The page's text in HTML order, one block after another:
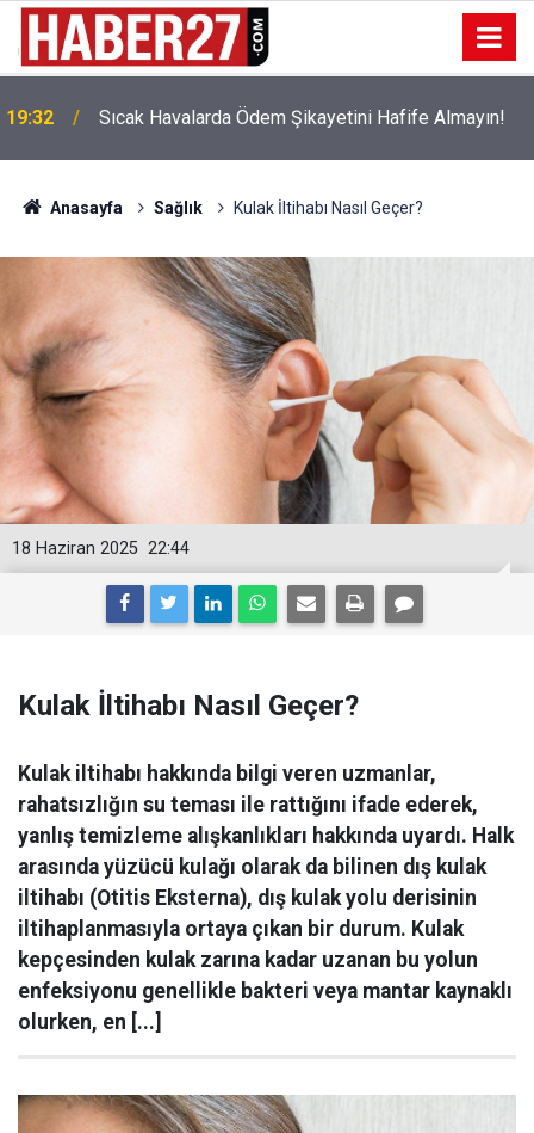
19:32 Sıcak Havalarda Ödem Şikayetini Hafife Almayın!
Anasayfa Sağlık Kulak İltihabı Nasıl Geçer?
22:44
18 Haziran 2025
Kulak İltihabı Nasıl Geçer?
Kulak iltihabı hakkında bilgi veren uzmanlar,
rahatsızlığın su teması ile rattığını ifade ederek,
yanlış temizleme alışkanlıkları hakkında uyardı. Halk
arasında yüzücü kulağı olarak da bilinen dış kulak
iltihabı (Otitis Eksterna), dış kulak yolu derisinin
iltihaplanmasıyla ortaya çıkan bir durum. Kulak
kepçesinden kulak zarına kadar uzanan bu yolun
enfeksiyonu genellikle bakteri veya mantar kaynaklı
olurken, en [...]